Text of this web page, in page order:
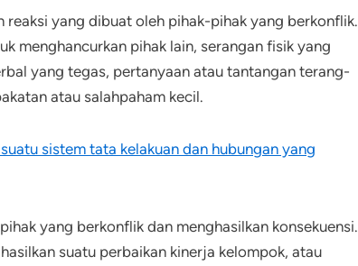
reaksi yang dibuat oleh pihak-pihak yang berkonflik.
menghancurkan pihak lain, serangan fisik yang
yang tegas, pertanyaan atau tantangan terang-
atau salahpaham kecil.
sistem tata kelakuan dan hubungan yang
yang berkonflik dan menghasilkan konsekuensi.
suatu perbaikan kinerja kelompok, atau